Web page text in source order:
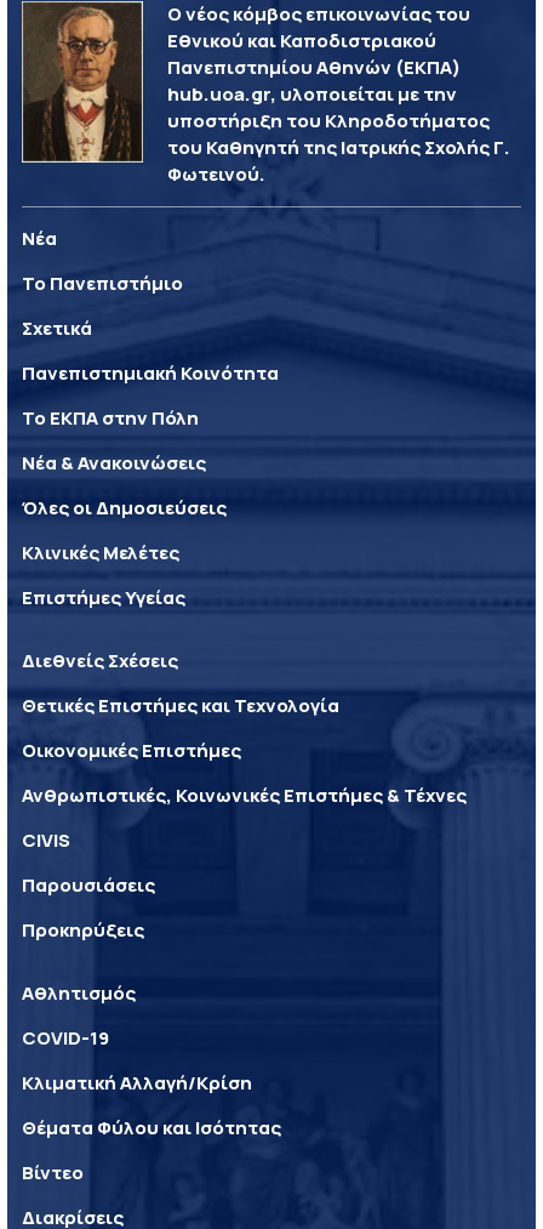
Ο νέος κόμβος επικοινωνίας του
Εθνικού και Καποδιστριακού
Πανεπιστημίου Αθηνών (ΕΚΠΑ)
hub.uoa.gr, υλοποιείται με την
υποστήριξη του Κληροδοτήματος
του Καθηγητή της Ιατρικής Σχολής Γ.
Φωτεινού.
Νέα
Το Πανεπιστήμιο
Σχετικά
Πανεπιστημιακή Κοινότητα
Το ΕΚΠΑ στην Πόλη
Νέα & Ανακοινώσεις
Όλες οι Δημοσιεύσεις
Κλινικές Μελέτες
Επιστήμες Υγείας
Διεθνείς Σχέσεις
Θετικές Επιστήμες και Τεχνολογία
Οικονομικές Επιστήμες
Ανθρωπιστικές, Κοινωνικές Επιστήμες & Τέχνες
CIVIS
Παρουσιάσεις
Προκηρύξεις
Αθλητισμός
COVID-19
Κλιματική Αλλαγή/Κρίση
Θέματα Φύλου και Ισότητας
Βίντεο
Διακρίσεις